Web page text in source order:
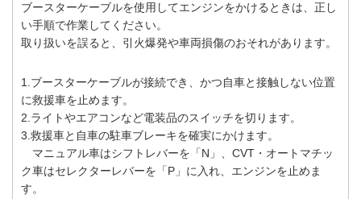
ブースターケーブルを使用してエンジンをかけるときは、正し
い手順で作業してください。
取り扱いを誤ると、引火爆発や車両損傷のおそれがあります。
1.ブースターケーブルが接続でき、かつ自車と接触しない位置
に救援車を止めます。
2.ライトやエアコンなど電装品のスイッチを切ります。
3.救援車と自車の駐車ブレーキを確実にかけます。
マニュアル車はシフトレバーを「N」、CVT・オートマチッ
ク車はセレクターレバーを「P」に入れ、エンジンを止めま
す。